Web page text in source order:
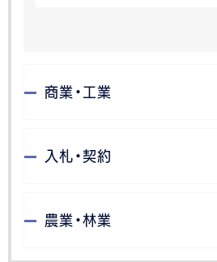
商業・工業
入札・契約
農業・林業